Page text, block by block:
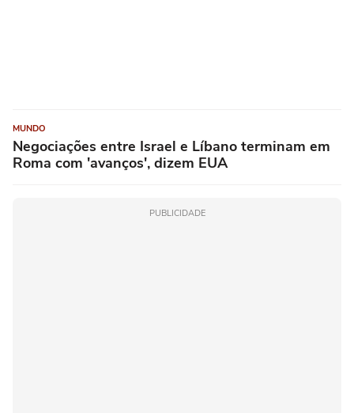
MUNDO
Negociações entre Israel e Líbano terminam em
Roma com 'avanços', dizem EUA
PUBLICIDADE